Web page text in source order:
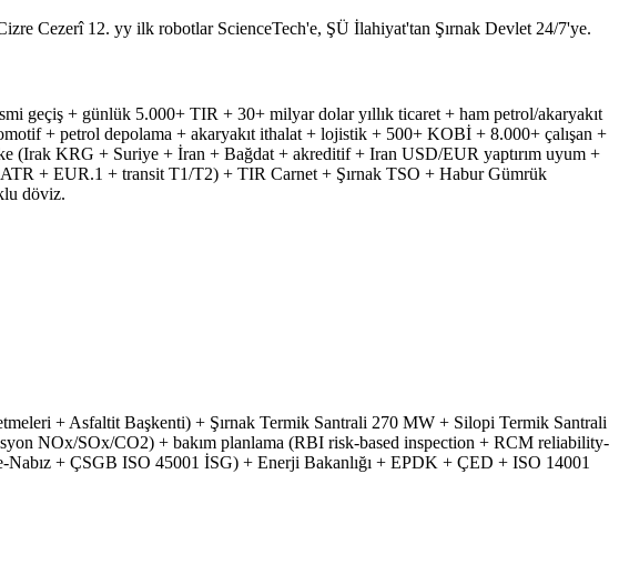
Cezerî 12. yy ilk robotlar ScienceTech'e, ŞÜ İlahiyat'tan Şırnak Devlet 24/7'ye.
+ günlük 5.000+ TIR + 30+ milyar dolar yıllık ticaret + ham petrol/akaryakıt
+ petrol depolama + akaryakıt ithalat + lojistik + 500+ KOBİ + 8.000+ çalışan +
(Irak KRG + Suriye + İran + Bağdat + akreditif + Iran USD/EUR yaptırım uyum +
+ EUR.1 + transit T1/T2) + TIR Carnet + Şırnak TSO + Habur Gümrük
döviz.
+ Asfaltit Başkenti) + Şırnak Termik Santrali 270 MW + Silopi Termik Santrali
NOx/SOx/CO2) + bakım planlama (RBI risk-based inspection + RCM reliability-
Nabız + ÇSGB ISO 45001 İSG) + Enerji Bakanlığı + EPDK + ÇED + ISO 14001